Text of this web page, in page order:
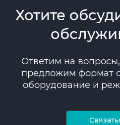
Хотите
Ответим на
предложим формат
оборудование и